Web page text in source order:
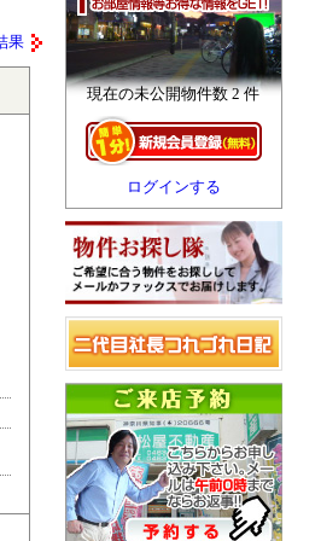
現在の未公開物件数 2 件
ログインする
果